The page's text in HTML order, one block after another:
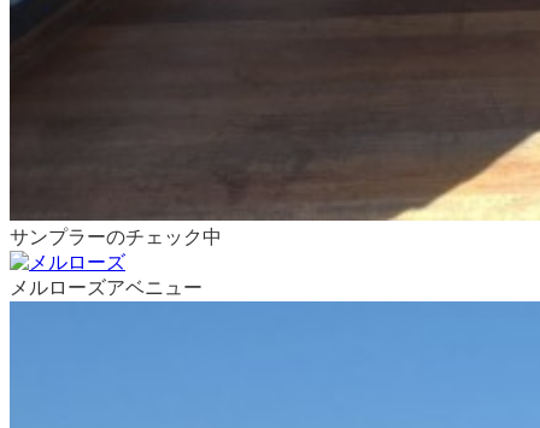
サンプラーのチェック中
メルローズアベニュー